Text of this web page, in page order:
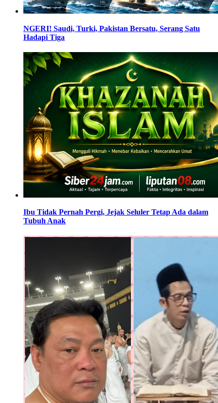
NGERI! Saudi, Turki, Pakistan Bersatu, Serang Satu
Hadapi Tiga
Ibu Tidak Pernah Pergi, Jejak Seluler Tetap Ada dalam
Tubuh Anak